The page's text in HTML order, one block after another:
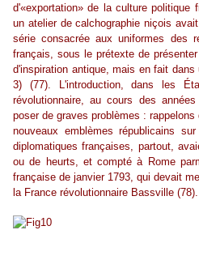
d'«exportation» de la culture politique
un atelier de calchographie niçois
série consacrée aux uniformes des
français, sous le prétexte de
d'inspiration antique, mais en fait
3) (77). L'introduction, dans les
révolutionnaire, au cours des
poser de graves problèmes :
nouveaux emblèmes républicains
diplomatiques françaises, partout,
ou de heurts, et compté à Rome
française de janvier 1793, qui devait
la France révolutionnaire Bassville (78).